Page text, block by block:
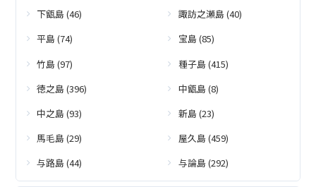
下甑島 (46)
諏訪之瀬島 (40)
平島 (74)
宝島 (85)
竹島 (97)
種子島 (415)
徳之島 (396)
中甑島 (8)
中之島 (93)
新島 (23)
馬毛島 (29)
屋久島 (459)
与路島 (44)
与論島 (292)